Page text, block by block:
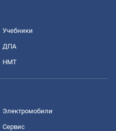
Учебники
ДПА
НМТ
Электромобили
Сервис